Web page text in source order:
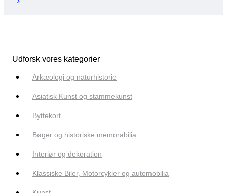
Udforsk vores kategorier
Arkæologi og naturhistorie
Asiatisk Kunst og stammekunst
Byttekort
Bøger og historiske memorabilia
Interiør og dekoration
Klassiske Biler, Motorcykler og automobilia